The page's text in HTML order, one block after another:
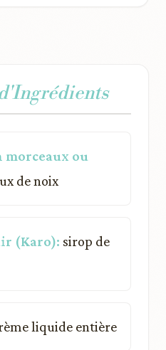
morceaux ou
de noix
(Karo): sirop de
liquide entière